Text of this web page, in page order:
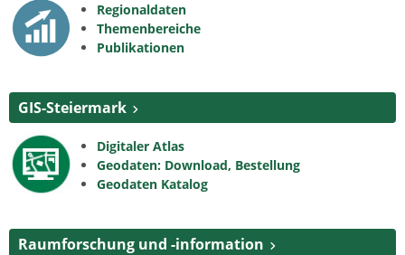
Regionaldaten
Themenbereiche
Publikationen
GIS-Steiermark
Digitaler Atlas
Geodaten: Download, Bestellung
Geodaten Katalog
Raumforschung und -information